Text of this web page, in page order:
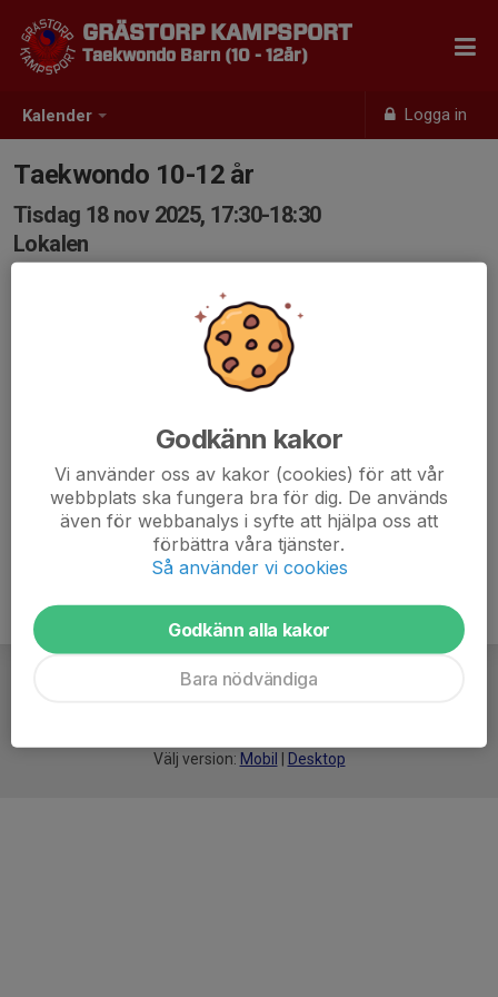
Kalender Logga in
GRÄSTORP KAMPSPORT
Taekwondo Barn (10 - 12år)
Taekwondo 10-12 år
Tisdag 18 nov 2025, 17:30-18:30
Lokalen
Välj version: Mobil Desktop
Godkänn kakor
Vi använder oss av kakor (cookies) för att vår
webbplats ska fungera bra för dig. De används
även för webbanalys i syfte att hjälpa oss att
förbättra våra tjänster.
Så använder vi cookies
Godkänn alla kakor
Bara nödvändiga